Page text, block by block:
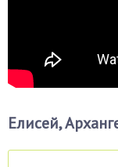
Елисей,